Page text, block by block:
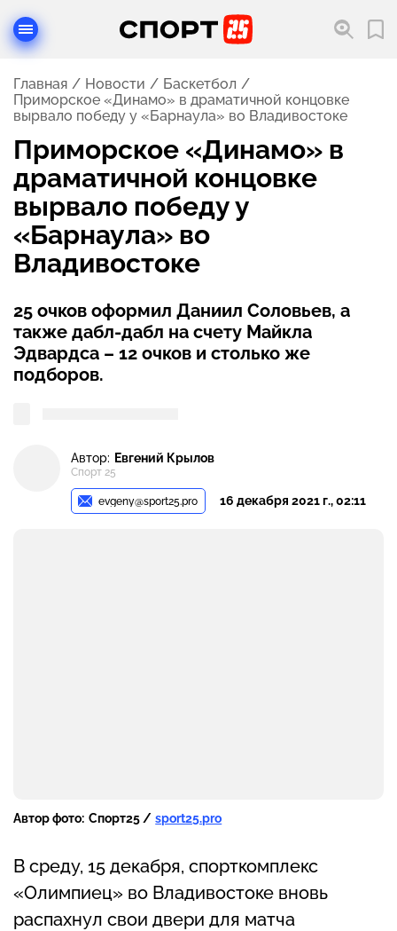
Главная Новости
Баскетбол
Приморское «Динамо» в драматичной концовке
вырвало победу у «Барнаула» во Владивостоке
Приморское «Динамо» в
драматичной концовке
вырвало победу у
«Барнаула» во
Владивостоке
25 очков оформил Даниил Соловьев, а
также дабл-дабл на счету Майкла
Эдвардса – 12 очков и столько же
подборов.
Автор: Евгений Крылов
Спорт 25
evgeny@sport25.pro 16 декабря 2021 г., 02:11
Автор фото: Спорт25 / sport25.pro
В среду, 15 декабря, спорткомплекс
«Олимпиец» во Владивостоке вновь
распахнул свои двери для матча